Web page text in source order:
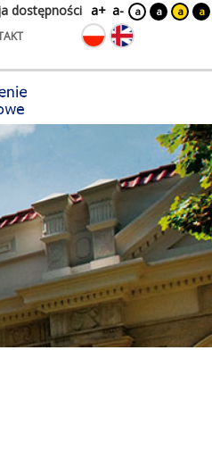
dostępności a+ a- a a a a